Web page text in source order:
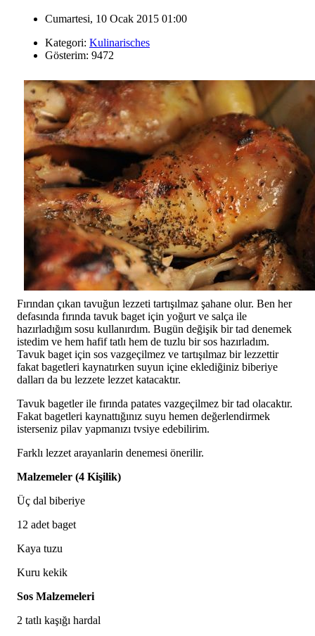
Cumartesi, 10 Ocak 2015 01:00
Kategori: Kulinarisches
Gösterim: 9472
Fırından çıkan tavuğun lezzeti tartışılmaz şahane olur. Ben her
defasında fırında tavuk baget için yoğurt ve salça ile
hazırladığım sosu kullanırdım. Bugün değişik bir tad denemek
istedim ve hem hafif tatlı hem de tuzlu bir sos hazırladım.
Tavuk baget için sos vazgeçilmez ve tartışılmaz bir lezzettir
fakat bagetleri kaynatırken suyun içine eklediğiniz biberiye
dalları da bu lezzete lezzet katacaktır.
Tavuk bagetler ile fırında patates vazgeçilmez bir tad olacaktır.
Fakat bagetleri kaynattığınız suyu hemen değerlendirmek
isterseniz pilav yapmanızı tvsiye edebilirim.
Farklı lezzet arayanlarin denemesi önerilir.
Malzemeler (4 Kişilik)
Üç dal biberiye
12 adet baget
Kaya tuzu
Kuru kekik
Sos Malzemeleri
2 tatlı kaşığı hardal